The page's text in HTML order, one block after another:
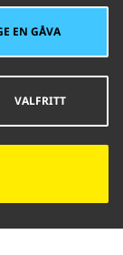
EN GÅVA
VALFRITT